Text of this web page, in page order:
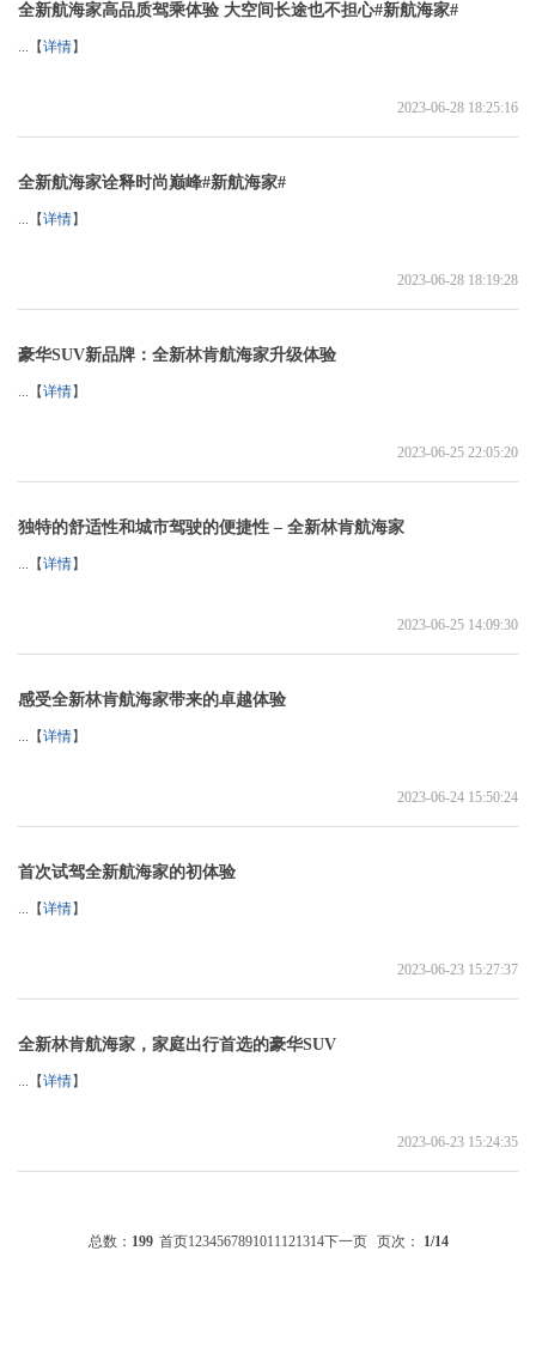
全新航海家高品质驾乘体验 大空间长途也不担心#新航海家#
...【详情】
2023-06-28 18:25:16
全新航海家诠释时尚巅峰#新航海家#
...【详情】
2023-06-28 18:19:28
豪华SUV新品牌：全新林肯航海家升级体验
...【详情】
2023-06-25 22:05:20
独特的舒适性和城市驾驶的便捷性 – 全新林肯航海家
...【详情】
2023-06-25 14:09:30
感受全新林肯航海家带来的卓越体验
...【详情】
2023-06-24 15:50:24
首次试驾全新航海家的初体验
...【详情】
2023-06-23 15:27:37
全新林肯航海家，家庭出行首选的豪华SUV
...【详情】
2023-06-23 15:24:35
总数： 199 首页1234567891011121314下一页 页次： 1/14